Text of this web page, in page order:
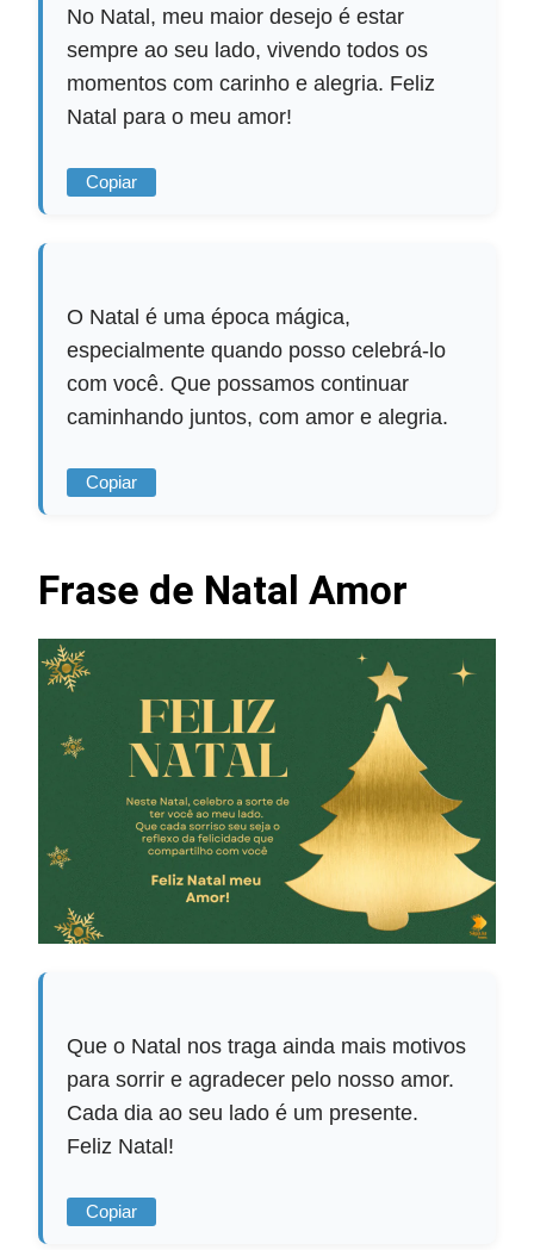
No Natal, meu maior desejo é estar
sempre ao seu lado, vivendo todos os
momentos com carinho e alegria. Feliz
Natal para o meu amor!
Copiar
O Natal é uma época mágica,
especialmente quando posso celebrá-lo
com você. Que possamos continuar
caminhando juntos, com amor e alegria.
Copiar
Frase de Natal Amor
Que o Natal nos traga ainda mais motivos
para sorrir e agradecer pelo nosso amor.
Cada dia ao seu lado é um presente.
Feliz Natal!
Copiar